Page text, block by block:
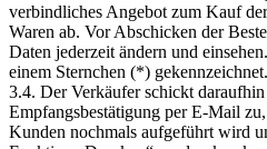
verbindliches Angebot zum Kauf
Waren ab. Vor Abschicken der
Daten jederzeit ändern und
einem Sternchen (*) gekennzeichnet.
3.4. Der Verkäufer schickt
Empfangsbestätigung per E-Mail
Kunden nochmals aufgeführt wird